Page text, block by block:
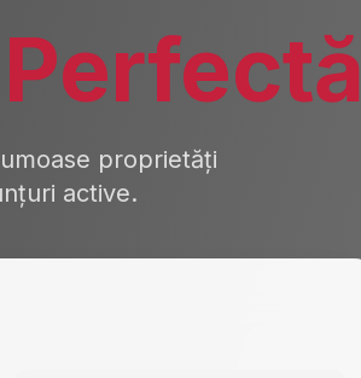
Perfectă
proprietăți
active.